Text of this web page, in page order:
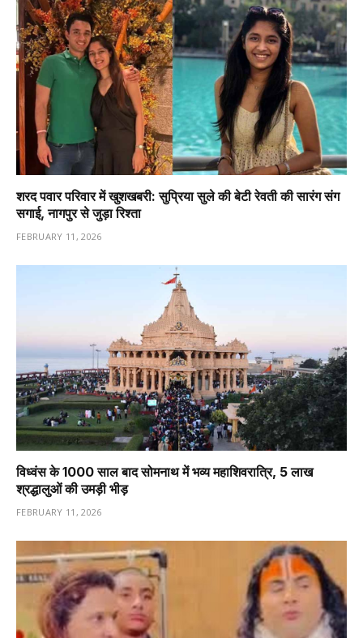
शरद पवार परिवार में खुशखबरी: सुप्रिया सुले की बेटी रेवती की सारंग संग
सगाई, नागपुर से जुड़ा रिश्ता
FEBRUARY 11, 2026
विध्वंस के 1000 साल बाद सोमनाथ में भव्य महाशिवरात्रि, 5 लाख
श्रद्धालुओं की उमड़ी भीड़
FEBRUARY 11, 2026